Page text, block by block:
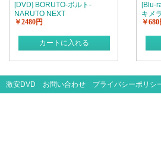
[DVD] BORUTO-ボルト-
NARUTO NEXT
GENERATIONS 第3巻【完全
￥2480円
カートに入れる
[Blu-
キメ
￥680
激安DVD お問い合わせ プライバシーポリシ